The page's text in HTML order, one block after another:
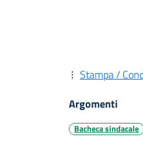
Stampa /
Argomenti
Bacheca sindacale